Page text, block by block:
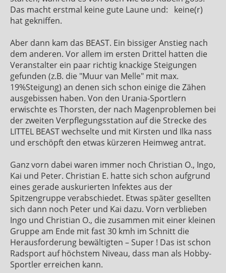
Das macht erstmal keine gute Laune und:
keine(r)
hat gekniffen.
Aber dann kam das BEAST. Ein bissiger Anstieg nach
dem anderen. Vor allem im ersten Drittel hatten die
Veranstalter ein paar richtig knackige Steigungen
gefunden (z.B. die "Muur van Melle" mit max.
19%Steigung) an denen sich schon einige die Zähen
ausgebissen haben. Von den Urania-Sportlern
erwischte es Thorsten, der nach Magenproblemen bei
der zweiten Verpflegungsstation auf die Strecke des
LITTEL BEAST wechselte und mit Kirsten und Ilka nass
und erschöpft den etwas kürzeren Heimweg antrat.
Ganz vorn dabei waren immer noch Christian O., Ingo,
Kai und Peter. Christian E. hatte sich schon aufgrund
eines gerade auskurierten Infektes aus der
Spitzengruppe verabschiedet. Etwas später gesellten
sich dann noch Peter und Kai dazu. Vorn verblieben
Ingo und Christian O., die zusammen mit einer kleinen
Gruppe am Ende mit fast 30 kmh im Schnitt die
Herausforderung bewältigten – Super ! Das ist schon
Radsport auf höchstem Niveau, dass man als Hobby-
Sportler erreichen kann.